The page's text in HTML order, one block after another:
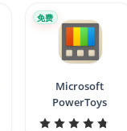
Microsoft
PowerToys
免费